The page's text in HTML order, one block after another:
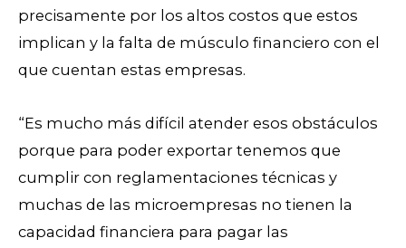
precisamente por los altos costos que estos
implican y la falta de músculo financiero con el
que cuentan estas empresas.
“Es mucho más difícil atender esos obstáculos
porque para poder exportar tenemos que
cumplir con reglamentaciones técnicas y
muchas de las microempresas no tienen la
capacidad financiera para pagar las